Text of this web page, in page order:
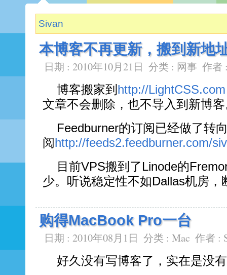
Sivan
本博客不再更新，搬到新地
日期 : 2010年10月21日 分类 : 网事 作者
博客搬家到 http://LightCSS.com
文章不会删除，也不导入到新博
Feedburner的订阅已经做了转
阅http://feeds2.feedburner.com/
目前VPS搬到了Linode的
少。听说稳定性不如Dallas机房，
购得MacBook Pro一台
日期 : 2010年08月1日 分类 : Mac 作者 :
好久没有写博客了，实在是没